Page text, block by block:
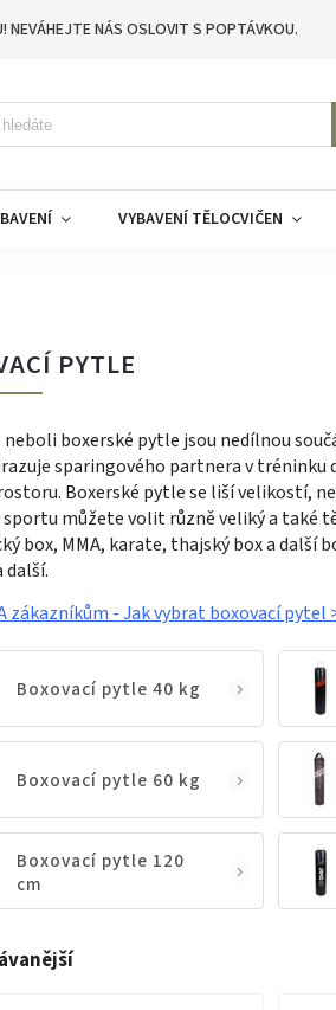
NEVÁHEJTE NÁS OSLOVIT S POPTÁVKOU.
VYBAVENÍ TĚLOCVIČEN
PYTLE
neboli boxerské pytle jsou nedílnou
sparingového partnera v tréninku
Boxerské pytle se liší velikostí,
sportu můžete volit různě veliký a také
box, MMA, karate, thajský box a další
další.
zákazníkům - Jak vybrat boxovací pytel
Boxovací pytle 40 kg
Boxovací pytle 60 kg
Boxovací pytle 120
cm